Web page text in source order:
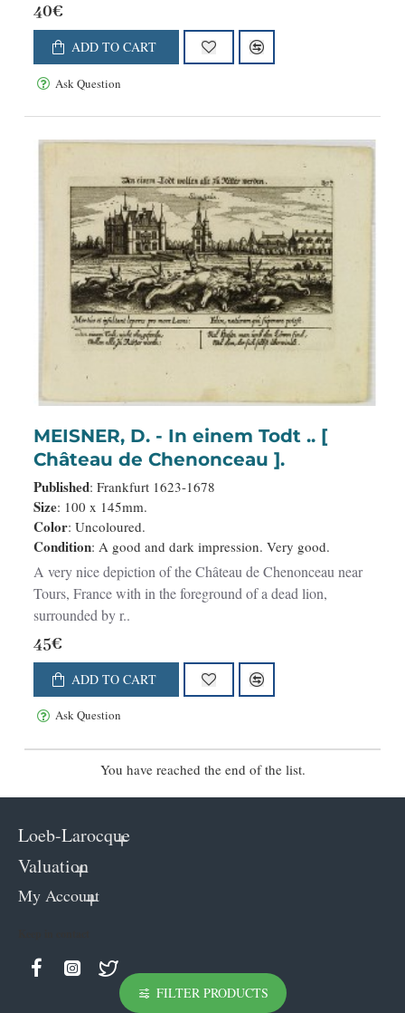
40€
ADD TO CART
Ask Question
MEISNER, D. - In einem Todt .. [
Château de Chenonceau ].
Published: Frankfurt 1623-1678
Size: 100 x 145mm.
Color: Uncoloured.
Condition: A good and dark impression. Very good.
A very nice depiction of the Château de Chenonceau near
Tours, France with in the foreground of a dead lion,
surrounded by r..
45€
ADD TO CART
Ask Question
You have reached the end of the list.
Loeb-Larocque
Valuation
My Account
FILTER PRODUCTS